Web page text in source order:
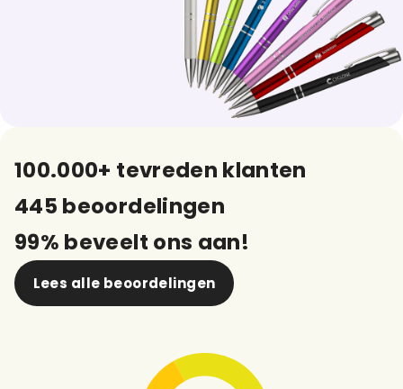
100.000+ tevreden klanten
445 beoordelingen
99% beveelt ons aan!
Lees alle beoordelingen